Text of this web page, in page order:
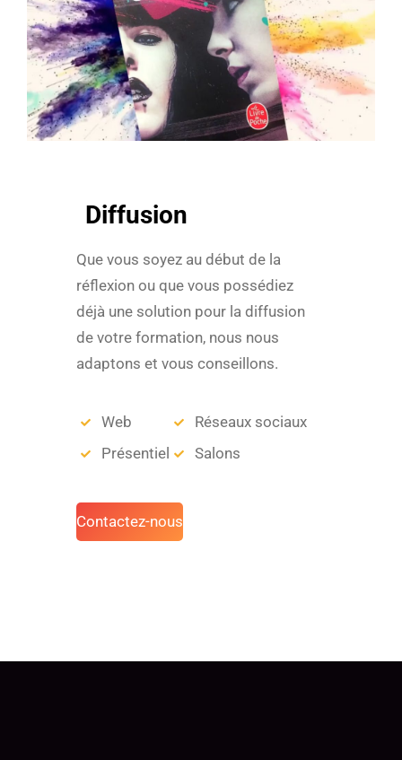
Diffusion
Que vous soyez au début de la
réflexion ou que vous possédiez
déjà une solution pour la diffusion
de votre formation, nous nous
adaptons et vous conseillons.
Web
Présentiel
Réseaux sociaux
Salons
Contactez-nous